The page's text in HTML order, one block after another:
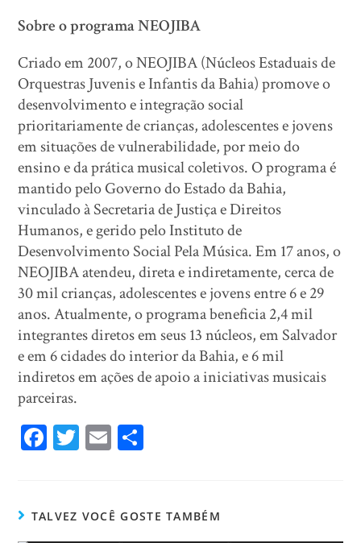
Sobre o programa NEOJIBA
Criado em 2007, o NEOJIBA (Núcleos Estaduais de
Orquestras Juvenis e Infantis da Bahia) promove o
desenvolvimento e integração social
prioritariamente de crianças, adolescentes e jovens
em situações de vulnerabilidade, por meio do
ensino e da prática musical coletivos. O programa é
mantido pelo Governo do Estado da Bahia,
vinculado à Secretaria de Justiça e Direitos
Humanos, e gerido pelo Instituto de
Desenvolvimento Social Pela Música. Em 17 anos, o
NEOJIBA atendeu, direta e indiretamente, cerca de
30 mil crianças, adolescentes e jovens entre 6 e 29
anos. Atualmente, o programa beneficia 2,4 mil
integrantes diretos em seus 13 núcleos, em Salvador
e em 6 cidades do interior da Bahia, e 6 mil
indiretos em ações de apoio a iniciativas musicais
parceiras.
Fa
ok
T
er
E
TALVEZ VOCÊ GOSTE TAMBÉM